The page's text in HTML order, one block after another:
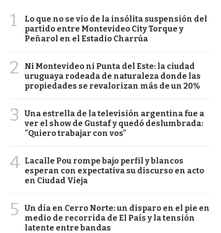
1
Lo que no se vio de la insólita suspensión del
partido entre Montevideo City Torque y
Peñarol en el Estadio Charrúa
2
Ni Montevideo ni Punta del Este: la ciudad
uruguaya rodeada de naturaleza donde las
propiedades se revalorizan más de un 20%
3
Una estrella de la televisión argentina fue a
ver el show de Gustaf y quedó deslumbrada:
"Quiero trabajar con vos"
4 Lacalle Pou rompe bajo perfil y blancos
esperan con expectativa su discurso en acto
en Ciudad Vieja
5
Un día en Cerro Norte: un disparo en el pie en
medio de recorrida de El País y la tensión
latente entre bandas